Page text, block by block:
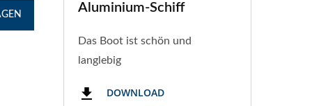
Aluminium-Schiff
Das Boot ist schön und
langlebig
DOWNLOAD